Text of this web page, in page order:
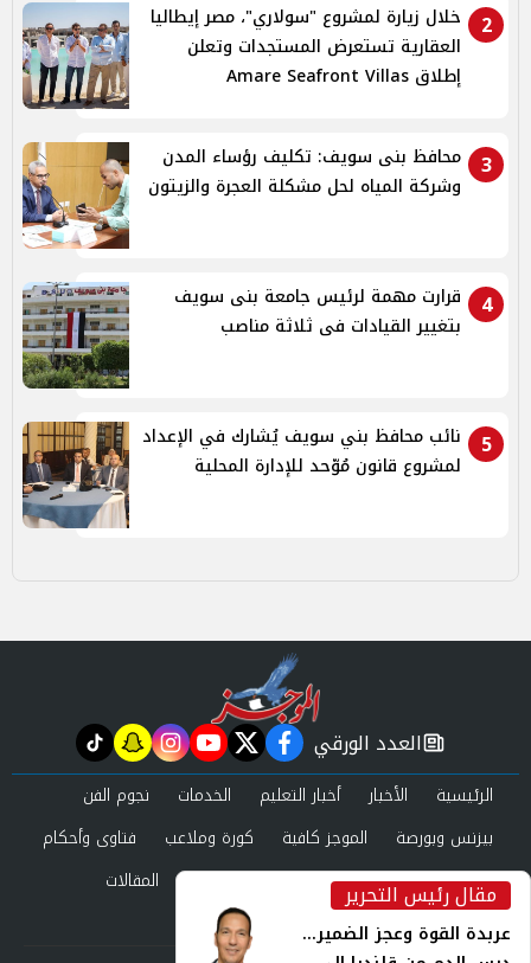
2
خلال زيارة لمشروع "سولاري"، مصر إيطاليا
العقارية تستعرض المستجدات وتعلن
إطلاق Amare Seafront Villas
3
محافظ بنى سويف: تكليف رؤساء المدن
وشركة المياه لحل مشكلة العجرة والزيتون
4
قرارت مهمة لرئيس جامعة بنى سويف
بتغيير القيادات فى ثلاثة مناصب
5
نائب محافظ بني سويف يُشارك في الإعداد
لمشروع قانون مُوّحد للإدارة المحلية
مقال رئيس التحرير
عربدة القوة وعجز الضمير...
newspaper
العدد الورقي facebook
twitter
youtube
instagram
snapchat
tiktok
الرئيسية الأخبار أخبار التعليم الخدمات
نجوم الفن
بيزنس وبورصة
الموجز كافية كورة وملاعب
فتاوى وأحكام
صحة وجمال
عرب وعالم حوادث ومحاكم
المقالات
العدد الورقي